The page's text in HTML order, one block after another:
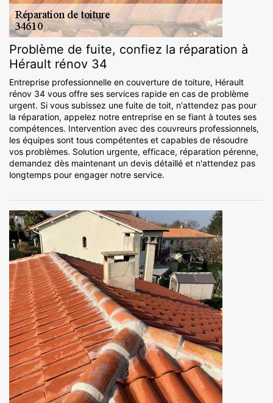
Problème de fuite, confiez la réparation à
Hérault rénov 34
Entreprise professionnelle en couverture de toiture, Hérault
rénov 34 vous offre ses services rapide en cas de problème
urgent. Si vous subissez une fuite de toit, n'attendez pas pour
la réparation, appelez notre entreprise en se fiant à toutes ses
compétences. Intervention avec des couvreurs professionnels,
les équipes sont tous compétentes et capables de résoudre
vos problèmes. Solution urgente, efficace, réparation pérenne,
demandez dès maintenant un devis détaillé et n'attendez pas
longtemps pour engager notre service.